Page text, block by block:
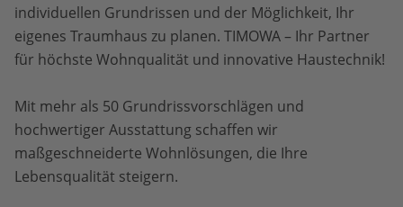
individuellen Grundrissen und der Möglichkeit, Ihr
eigenes Traumhaus zu planen. TIMOWA – Ihr Partner
für höchste Wohnqualität und innovative Haustechnik!
Mit mehr als 50 Grundrissvorschlägen und
hochwertiger Ausstattung schaffen wir
maßgeschneiderte Wohnlösungen, die Ihre
Lebensqualität steigern.